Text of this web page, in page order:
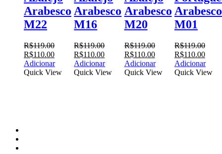
Arabesco
M22
R$119.00
O
preço
original
R$110.00O
preço
atual
Adicionar
Quick View
Arabesco
M16
R$119.00
O
preço
original
R$110.00O
preço
atual
Adicionar
Quick View
Arabesco
M20
R$119.00
O
preço
original
R$110.00O
preço
atual
Adicionar
Quick View
Arabesco
M01
R$119.00
O
preço
original
R$110.00O
preço
atual
Adicionar
Quick View